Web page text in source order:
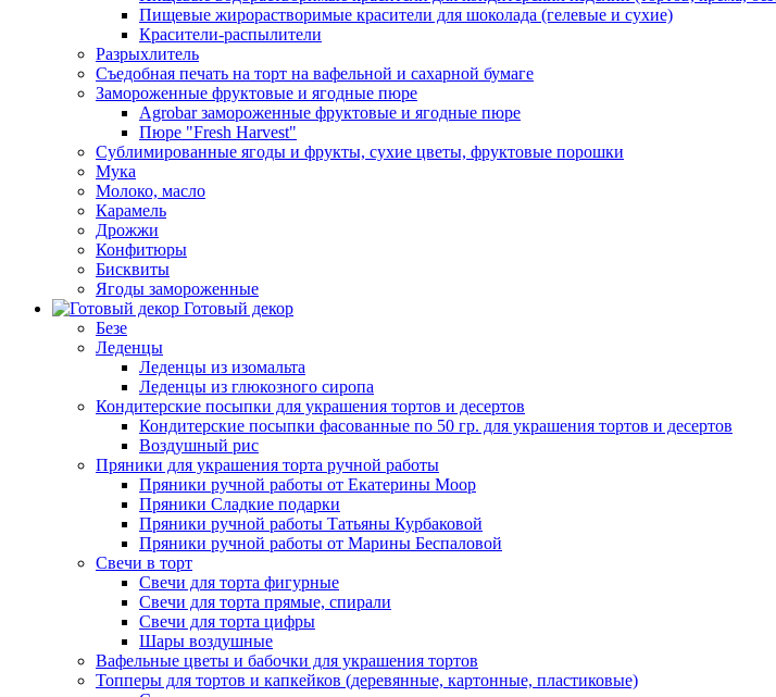
Пищевые жирорастворимые красители для шоколада (гелевые и сухие)
Красители-распылители
Разрыхлитель
Съедобная печать на торт на вафельной и сахарной бумаге
Замороженные фруктовые и ягодные пюре
Agrobar замороженные фруктовые и ягодные пюре
Пюре "Fresh Harvest"
Сублимированные ягоды и фрукты, сухие цветы, фруктовые порошки
Мука
Молоко, масло
Карамель
Дрожжи
Конфитюры
Бисквиты
Ягоды замороженные
Готовый декор
Безе
Леденцы
Леденцы из изомальта
Леденцы из глюкозного сиропа
Кондитерские посыпки для украшения тортов и десертов
Кондитерские посыпки фасованные по 50 гр. для украшения тортов и десертов
Воздушный рис
Пряники для украшения торта ручной работы
Пряники ручной работы от Екатерины Моор
Пряники Сладкие подарки
Пряники ручной работы Татьяны Курбаковой
Пряники ручной работы от Марины Беспаловой
Свечи в торт
Свечи для торта фигурные
Свечи для торта прямые, спирали
Свечи для торта цифры
Шары воздушные
Вафельные цветы и бабочки для украшения тортов
Топперы для тортов и капкейков (деревянные, картонные, пластиковые)